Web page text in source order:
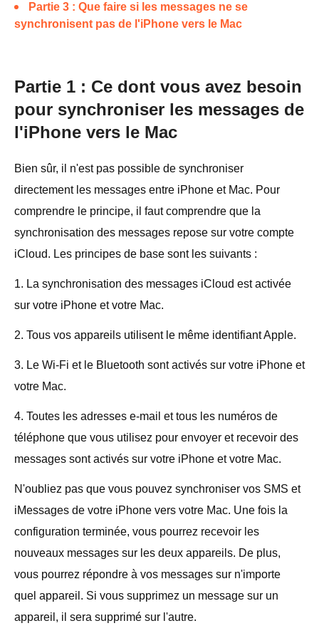
Partie 3 : Que faire si les messages ne se
synchronisent pas de l'iPhone vers le Mac
Partie 1 : Ce dont vous avez besoin
pour synchroniser les messages de
l'iPhone vers le Mac
Bien sûr, il n'est pas possible de synchroniser
directement les messages entre iPhone et Mac. Pour
comprendre le principe, il faut comprendre que la
synchronisation des messages repose sur votre compte
iCloud. Les principes de base sont les suivants :
1. La synchronisation des messages iCloud est activée
sur votre iPhone et votre Mac.
2. Tous vos appareils utilisent le même identifiant Apple.
3. Le Wi-Fi et le Bluetooth sont activés sur votre iPhone et
votre Mac.
4. Toutes les adresses e-mail et tous les numéros de
téléphone que vous utilisez pour envoyer et recevoir des
messages sont activés sur votre iPhone et votre Mac.
N'oubliez pas que vous pouvez synchroniser vos SMS et
iMessages de votre iPhone vers votre Mac. Une fois la
configuration terminée, vous pourrez recevoir les
nouveaux messages sur les deux appareils. De plus,
vous pourrez répondre à vos messages sur n'importe
quel appareil. Si vous supprimez un message sur un
appareil, il sera supprimé sur l'autre.